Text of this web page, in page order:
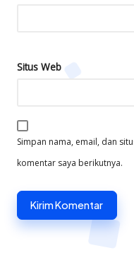
Situs Web
Simpan nama, email, dan
komentar saya berikutnya.